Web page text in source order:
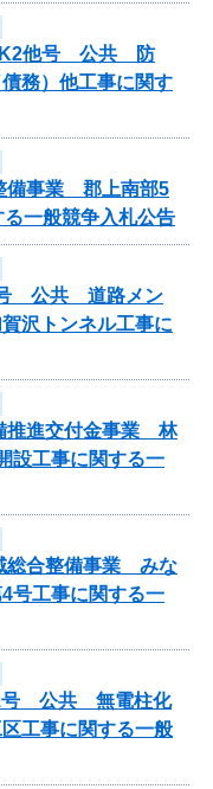
K2他号 公共 防
務）他工事に関す
備事業 郡上南部5
一般競争入札公告
号 公共 道路メン
沢トンネル工事に
推進交付金事業 林
設工事に関する一
総合整備事業 みな
号工事に関する一
号 公共 無電柱化
工事に関する一般